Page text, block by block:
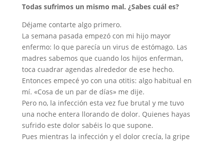
Todas sufrimos un mismo mal. ¿Sabes cuál es?
Déjame contarte algo primero.
La semana pasada empezó con mi hijo mayor
enfermo: lo que parecía un virus de estómago. Las
madres sabemos que cuando los hijos enferman,
toca cuadrar agendas alrededor de ese hecho.
Entonces empecé yo con una otitis: algo habitual en
mí. «Cosa de un par de días» me dije.
Pero no, la infección esta vez fue brutal y me tuvo
una noche entera llorando de dolor. Quienes hayas
sufrido este dolor sabéis lo que supone.
Pues mientras la infección y el dolor crecía, la gripe